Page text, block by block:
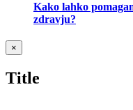
Kako lahko
zdravju?
Close
product
view
×
Title